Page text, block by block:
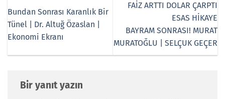
Bundan Sonrası Karanlık Bir
Tünel | Dr. Altuğ Özaslan |
Ekonomi Ekranı
FAİZ ARTTI DOLAR ÇARPTI
ESAS HİKAYE
BAYRAM SONRASI! MURAT
MURATOĞLU | SELÇUK GEÇER
Bir yanıt yazın